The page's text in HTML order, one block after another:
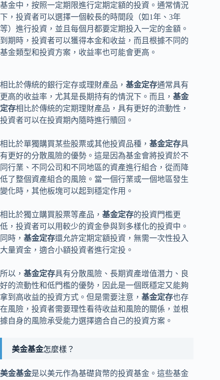
基金中，按照一定期限進行定期定額的投資。通常情況
下，投資者可以選擇一個較長的時間段（如1年、3年
等）進行投資，並且每個月都要定期投入一定的金額。
到期時，投資者可以獲得本金和收益，而且根據不同的
基金類型和投資方案，收益率也可能會更高。
相比於傳統的銀行定存或理財產品， 基金定存通常具有
更高的收益率，尤其是長期持有的情況下。而且， 基金
定存相比於傳統的定期理財產品，具有更好的流動性，
投資者可以在投資期內隨時進行贖回。
相比於單獨購買某些股票或其他投資品種， 基金定存具
有更好的分散風險的優勢。這是因為基金會將投資於不
同行業、不同公司和不同地區的資產進行組合，從而降
低了整個資產組合的風險。當一個行業或一個地區發生
變化時，其他板塊可以起到穩定作用。
相比於獨立購買股票等產品， 基金定存的投資門檻更
低，投資者可以用較少的資金參與到多樣化的投資中。
同時， 基金定存還允許定期定額投資，無需一次性投入
大量資金，適合小額投資者進行定投。
所以， 基金定存具有分散風險、長期資產增值潛力、良
好的流動性和低門檻的優勢，因此是一個既穩定又能夠
拿到高收益的投資方式。但是需要注意， 基金定存也存
在風險，投資者需要理性看待收益和風險的關係，並根
據自身的風險承受能力選擇適合自己的投資方案。
美金基金怎麼樣？
美金基金是以美元作為基礎貨幣的投資基金。這些基金